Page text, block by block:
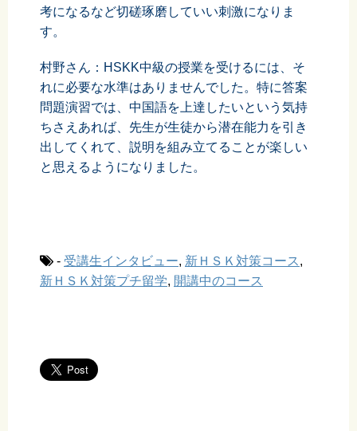
考になるなど切磋琢磨していい刺激になりま
す。
村野さん：HSKK中級の授業を受けるには、そ
れに必要な水準はありませんでした。特に答案
問題演習では、中国語を上達したいという気持
ちさえあれば、先生が生徒から潜在能力を引き
出してくれて、説明を組み立てることが楽しい
と思えるようになりました。
- 受講生インタビュー, 新ＨＳＫ対策コース ,
新ＨＳＫ対策プチ留学, 開講中のコース